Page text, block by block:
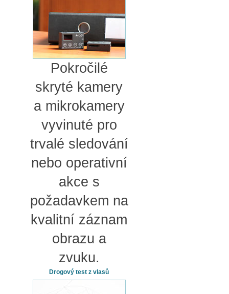
Pokročilé
skryté kamery
a mikrokamery
vyvinuté pro
trvalé sledování
nebo operativní
akce s
požadavkem na
kvalitní záznam
obrazu a
zvuku.
Drogový test z vlasů